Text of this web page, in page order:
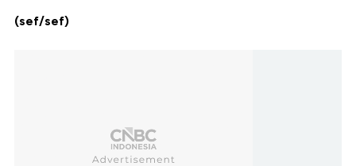
(sef/sef)